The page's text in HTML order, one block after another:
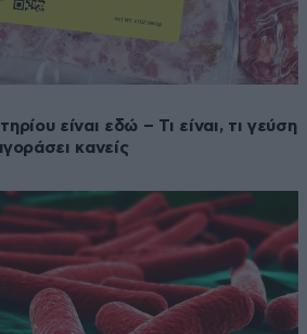
είναι εδώ – Τι είναι, τι γεύση
κανείς